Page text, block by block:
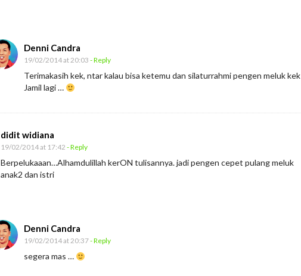
Denni Candra
19/02/2014 at 20:03 - Reply
Terimakasih kek, ntar kalau bisa ketemu dan silaturrahmi pengen meluk kek
Jamil lagi …
didit widiana
19/02/2014 at 17:42 - Reply
Berpelukaaan…Alhamdulillah kerON tulisannya. jadi pengen cepet pulang meluk
anak2 dan istri
Denni Candra
19/02/2014 at 20:37- Reply
segera mas …